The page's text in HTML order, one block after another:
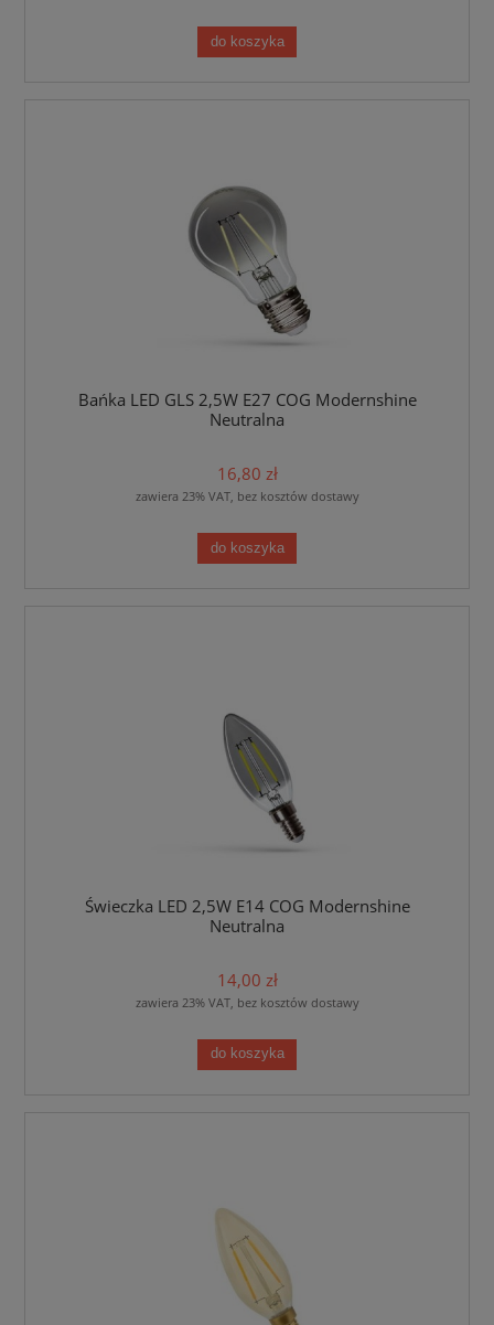
do koszyka
Bańka LED GLS 2,5W E27 COG Modernshine
Neutralna
16,80 zł
zawiera 23% VAT, bez kosztów dostawy
do koszyka
Świeczka LED 2,5W E14 COG Modernshine
Neutralna
14,00 zł
zawiera 23% VAT, bez kosztów dostawy
do koszyka